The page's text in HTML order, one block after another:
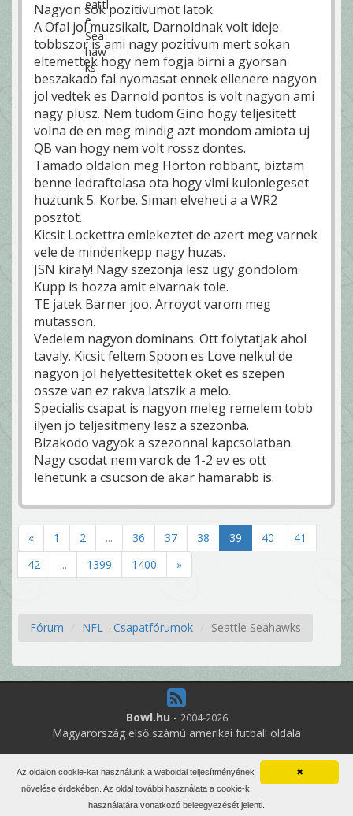
Nagyon sok pozitivumot latok.
A Ofal jol muzsikalt, Darnoldnak volt ideje
tobbszor is ami nagy pozitivum mert sokan
eltemettek hogy nem fogja birni a gyorsan
beszakado fal nyomasat ennek ellenere nagyon
jol vedtek es Darnold pontos is volt nagyon ami
nagy plusz. Nem tudom Gino hogy teljesitett
volna de en meg mindig azt mondom amiota uj
QB van hogy nem volt rossz dontes.
Tamado oldalon meg Horton robbant, biztam
benne ledraftolasa ota hogy vlmi kulonlegeset
huztunk 5. Korbe. Siman elveheti a a WR2
posztot.
Kicsit Lockettra emlekeztet de azert meg varnek
vele de mindenkepp nagy huzas.
JSN kiraly! Nagy szezonja lesz ugy gondolom.
Kupp is hozza amit elvarnak tole.
TE jatek Barner joo, Arroyot varom meg
mutasson.
Vedelem nagyon dominans. Ott folytatjak ahol
tavaly. Kicsit feltem Spoon es Love nelkul de
nagyon jol helyettesitettek oket es szepen
ossze van ez rakva latszik a melo.
Specialis csapat is nagyon meleg remelem tobb
ilyen jo teljesitmeny lesz a szezonba.
Bizakodo vagyok a szezonnal kapcsolatban.
Nagy csodat nem varok de 1-2 ev es ott
lehetunk a csucson de akar hamarabb is.
« 1 2 ... 36 37 38 39 40
41
42
... 1399 1400 »
Fórum NFL - Csapatfórumok Seattle Seahawks
Bowl.hu - 2004-2026
Magyarország első számú amerikai futball oldala
3
online felhasználó
Minden jog fenntartva. Írott anyagok újraközlése csak a szerző
engedélyével.
Impresszum
✖
Az oldalon cookie-kat használunk a weboldal teljesítményének
növelése érdekében. Az oldal további használata a cookie-k
használatára vonatkozó beleegyezését jelenti.